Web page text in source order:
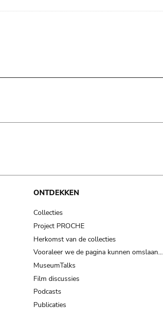
ONTDEKKEN
Collecties
Project PROCHE
Herkomst van de collecties
Vooraleer we de pagina kunnen omslaan…
MuseumTalks
Film discussies
Podcasts
Publicaties